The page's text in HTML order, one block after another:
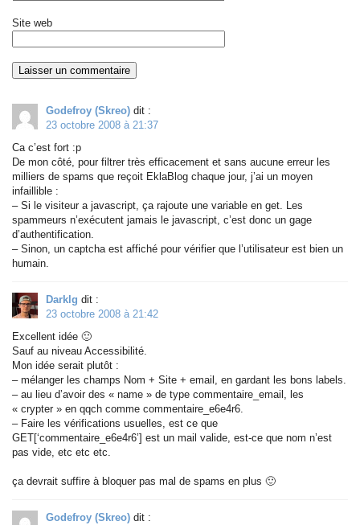
Site web
Godefroy (Skreo) dit :
23 octobre 2008 à 21:37
Ca c’est fort :p
De mon côté, pour filtrer très efficacement et sans aucune erreur les
milliers de spams que reçoit EklaBlog chaque jour, j’ai un moyen
infaillible :
– Si le visiteur a javascript, ça rajoute une variable en get. Les
spammeurs n’exécutent jamais le javascript, c’est donc un gage
d’authentification.
– Sinon, un captcha est affiché pour vérifier que l’utilisateur est bien un
humain.
Darklg dit :
23 octobre 2008 à 21:42
Excellent idée 🙂
Sauf au niveau Accessibilité.
Mon idée serait plutôt :
– mélanger les champs Nom + Site + email, en gardant les bons labels.
– au lieu d’avoir des « name » de type commentaire_email, les
« crypter » en qqch comme commentaire_e6e4r6.
– Faire les vérifications usuelles, est ce que
GET[‘commentaire_e6e4r6’] est un mail valide, est-ce que nom n’est
pas vide, etc etc etc.
ça devrait suffire à bloquer pas mal de spams en plus 🙂
Godefroy (Skreo) dit :